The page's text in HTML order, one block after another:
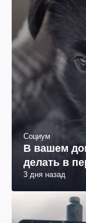
Социум
В вашем
делать в
3 дня назад